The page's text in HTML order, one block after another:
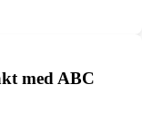
med ABC